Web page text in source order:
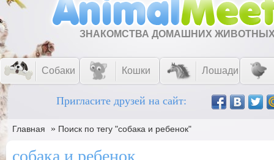
ЗНАКОМСТВА ДОМАШНИХ
Собаки Кошки Лошади
Пригласите друзей на сайт:
Главная » Поиск по тегу "собака и ребенок"
собака и ребенок